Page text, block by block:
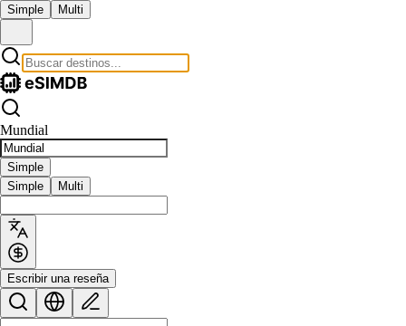
Simple Multi
Mundial
Simple
Simple
Multi
Escribir una reseña